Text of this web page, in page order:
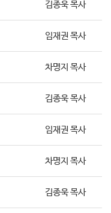
김종욱 목사
임재권 목사
차명지 목사
김종욱 목사
임재권 목사
차명지 목사
김종욱 목사